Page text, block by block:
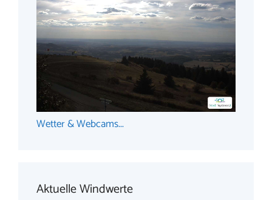
Wetter & Webcams...
Aktuelle Windwerte